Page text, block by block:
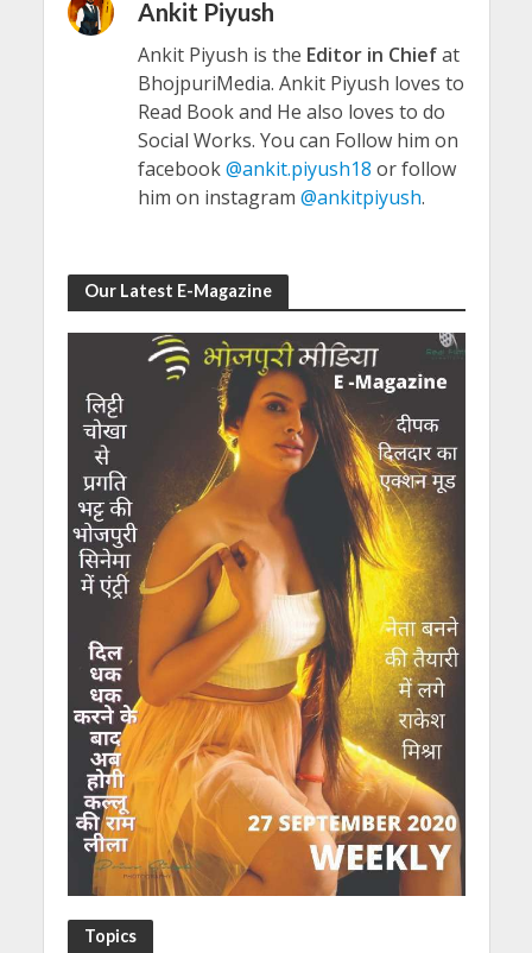
Ankit Piyush
Ankit Piyush is the Editor in Chiefat
BhojpuriMedia. Ankit Piyush loves to
Read Book and He also loves to do
Social Works. You can Follow him on
facebook@ankit.piyush18 or follow
him on instagram @ankitpiyush.
Our Latest E-Magazine
Topics